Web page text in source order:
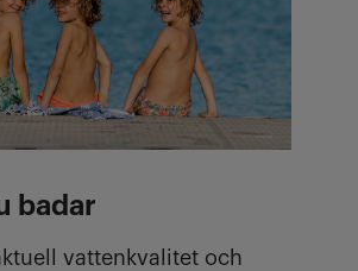
badar
vattenkvalitet och